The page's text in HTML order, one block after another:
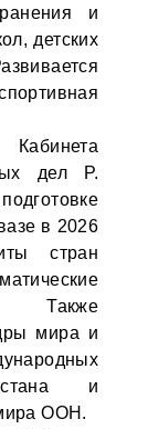
и
детских
дел Р.
в 2026
стран
Также
мира и
и
ООН.